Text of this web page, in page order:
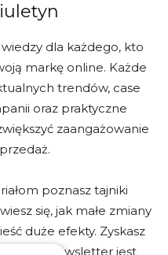
dla każdego, kto
markę online. Każde
trendów, case
oraz praktyczne
zaangażowanie
poznasz tajniki
się, jak małe zmiany
duże efekty. Zyskasz
Nasz newsletter jest